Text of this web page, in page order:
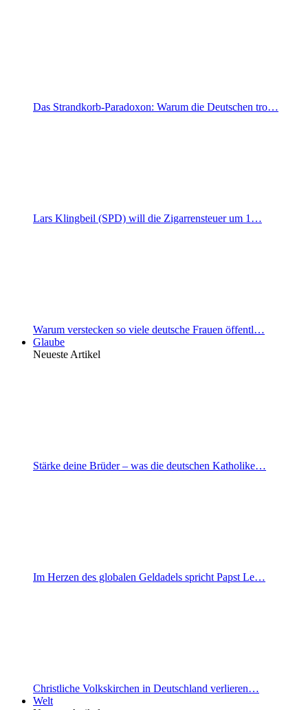
Das Strandkorb-Paradoxon: Warum die Deutschen tro…
Lars Klingbeil (SPD) will die Zigarrensteuer um 1…
Warum verstecken so viele deutsche Frauen öffentl…
Glaube
Neueste Artikel
Stärke deine Brüder – was die deutschen Katholike…
Im Herzen des globalen Geldadels spricht Papst Le…
Christliche Volkskirchen in Deutschland verlieren…
Welt